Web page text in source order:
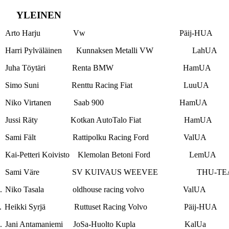
YLEINEN
Arto Harju Vw Päij-HUA
Harri Pylväläinen Kunnaksen Metalli VW LahUA
Juha Töytäri Renta BMW HamUA
Simo Suni Renttu Racing Fiat LuuUA
Niko Virtanen Saab 900 HamUA
Jussi Räty Kotkan AutoTalo Fiat HamUA
Sami Fält Rattipolku Racing Ford ValUA
Kai-Petteri Koivisto Klemolan Betoni Ford LemUA
Sami Väre SV KUIVAUS WEEVEE THU-
Niko Tasala oldhouse racing volvo ValUA
Heikki Syrjä Ruttuset Racing Volvo Päij-HUA
Jani Antamaniemi JoSa-Huolto Kupla KalUa